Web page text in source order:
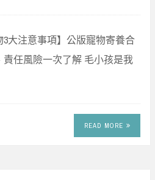
3大注意事項】公版寵物寄養合
任風險一次了解 毛小孩是我
READ MORE